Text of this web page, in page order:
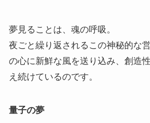
夢見ることは、魂の呼吸。
夜ごと繰り返されるこの神秘的な
の心に新鮮な風を送り込み、創造
え続けているのです。
量子の夢